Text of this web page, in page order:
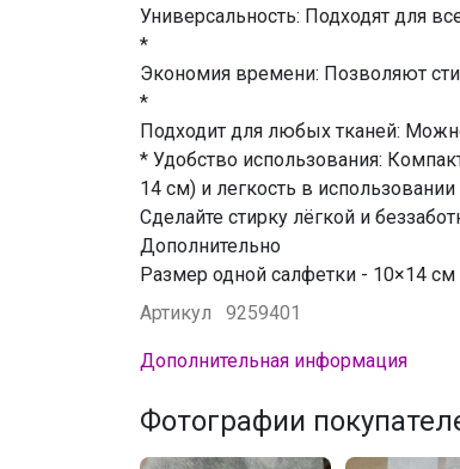
Универсальность: Подходят для
*
Экономия времени: Позволяют
*
Подходит для любых тканей:
* Удобство использования:
14 см) и легкость в
Сделайте стирку лёгкой и
Дополнительно
Размер одной салфетки - 10×14 см
Артикул
9259401
Дополнительная информация
Фотографии